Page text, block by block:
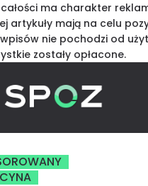
ma charakter
artykuły mają na celu
nie pochodzi od
zostały opłacone.